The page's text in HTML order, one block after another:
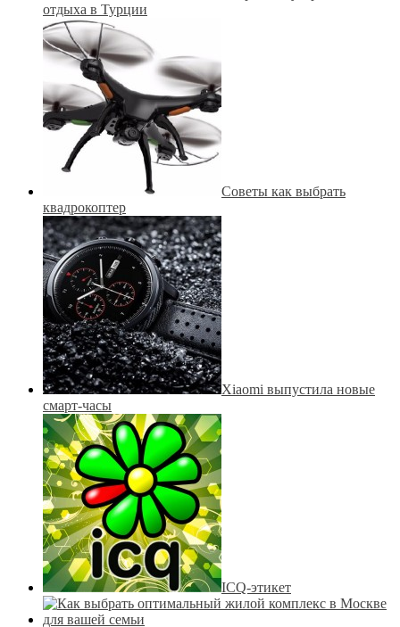
отдыха в Турции
Советы как выбрать
квадрокоптер
Xiaomi выпустила новые
смарт-часы
ICQ-этикет